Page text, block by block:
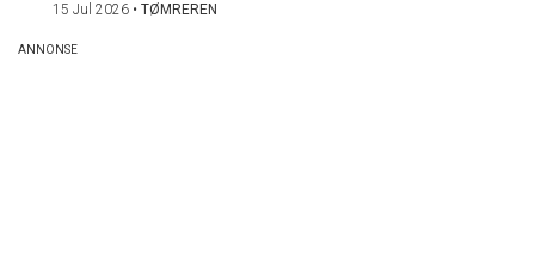
15 Jul 2026 • TØMREREN